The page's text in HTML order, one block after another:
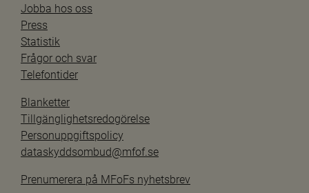
Jobba hos oss
Press
Statistik
Frågor och svar
Telefontider
Blanketter
Tillgänglighetsredogörelse
Personuppgiftspolicy
dataskyddsombud@mfof.se
Prenumerera på MFoFs nyhetsbrev